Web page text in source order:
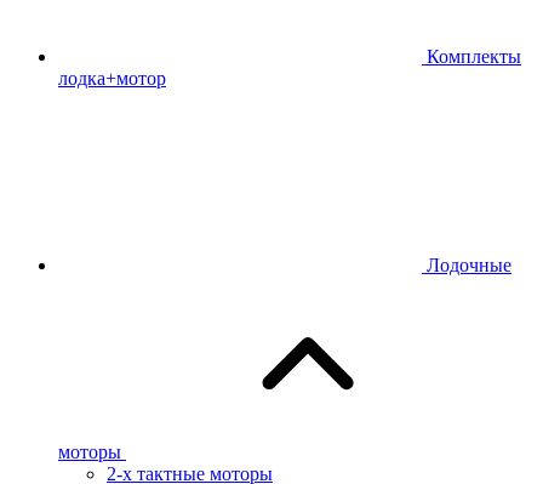
Комплекты
лодка+мотор
Лодочные
моторы
2-х тактные моторы